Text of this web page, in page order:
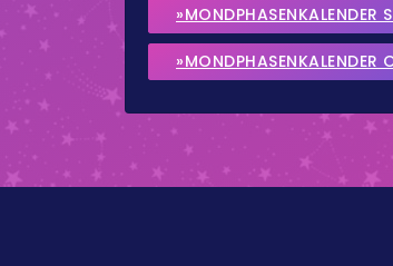
»MONDPHASENKALENDER
»MONDPHASENKALENDER